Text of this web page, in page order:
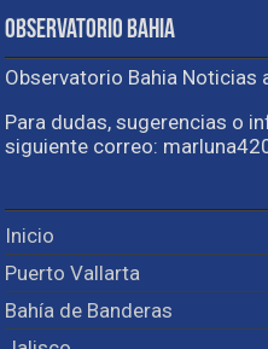
Observatorio Bahia
Observatorio Bahia Noticias
Para dudas, sugerencias o
siguiente correo:
Inicio
Puerto Vallarta
Bahía de Banderas